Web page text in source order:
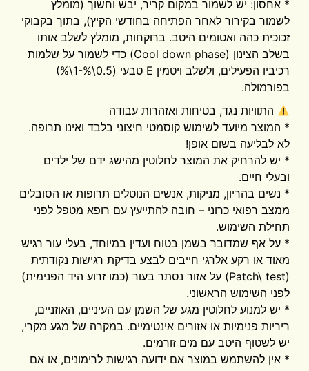
* אחסון: יש לשמור במקום קריר, יבש וחשוך (מומלץ
לשמור בקירור לאחר הפתיחה בחודשי הקיץ), בתוך בקבוקי
זכוכית כהה ואטומים היטב. ברוקחות, מומלץ לשלב אותו
בשלב הצינון (Cool down phase) כדי לשמור על שלמות
רכיביו הפעילים, ולשלב ויטמין E טבעי (0.5\%-1\%)
בפורמולה.
התוויות נגד, בטיחות ואזהרות עבודה
* המוצר מיועד לשימוש קוסמטי חיצוני בלבד ואינו תרופה.
לא לבליעה בשום אופן!
* יש להרחיק את המוצר לחלוטין מהישג ידם של ילדים
ובעלי חיים.
* נשים בהריון, מניקות, אנשים הנוטלים תרופות או הסובלים
ממצב רפואי כרוני – חובה להתייעץ עם רופא מטפל לפני
תחילת השימוש.
* על אף שמדובר בשמן בטוח ועדין במיוחד, בעלי עור רגיש
מאוד או רקע אלרגי חייבים לבצע בדיקת רגישות נקודתית
(Patch\ test) על אזור נסתר בעור (כמו זרוע היד הפנימית)
לפני השימוש הראשוני.
* יש למנוע לחלוטין מגע של השמן עם העיניים, האוזניים,
ריריות פנימיות או אזורים אינטימיים. במקרה של מגע מקרי,
יש לשטוף היטב עם מים זורמים.
* אין להשתמש במוצר אם ידועה רגישות לרימונים, או אם